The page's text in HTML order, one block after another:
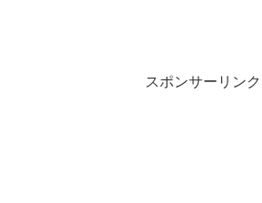
スポンサーリンク